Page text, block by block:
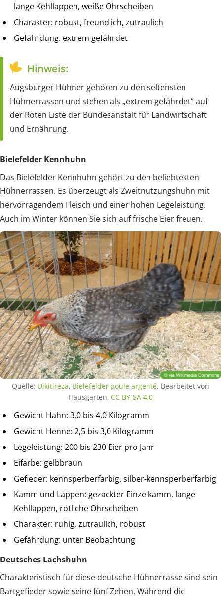
lange Kehllappen, weiße Ohrscheiben
Charakter: robust, freundlich, zutraulich
Gefährdung: extrem gefährdet
Hinweis:
Augsburger Hühner gehören zu den seltensten
Hühnerrassen und stehen als „extrem gefährdet“ auf
der Roten Liste der Bundesanstalt für Landwirtschaft
und Ernährung.
Bielefelder Kennhuhn
Das Bielefelder Kennhuhn gehört zu den beliebtesten
Hühnerrassen. Es überzeugt als Zweitnutzungshuhn mit
hervorragendem Fleisch und einer hohen Legeleistung.
Auch im Winter können Sie sich auf frische Eier freuen.
Quelle: Uikitireza, Bielefelder poule argenté, Bearbeitet von
Hausgarten, CC BY-SA 4.0
Gewicht Hahn: 3,0 bis 4,0 Kilogramm
Gewicht Henne: 2,5 bis 3,0 Kilogramm
Legeleistung: 200 bis 230 Eier pro Jahr
Eifarbe: gelbbraun
Gefieder: kennsperberfarbig, silber-kennsperberfarbig
Kamm und Lappen: gezackter Einzelkamm, lange
Kehllappen, rötliche Ohrscheiben
Charakter: ruhig, zutraulich, robust
Gefährdung: unter Beobachtung
Deutsches Lachshuhn
Charakteristisch für diese deutsche Hühnerrasse sind sein
Bartgefieder sowie seine fünf Zehen. Während die